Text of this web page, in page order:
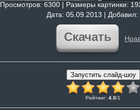
Просмотров: 6300 | Размеры картинки:
Дата: 05.09.2013 | Добавил:
Скачать
Рейтинг: 4.0/1